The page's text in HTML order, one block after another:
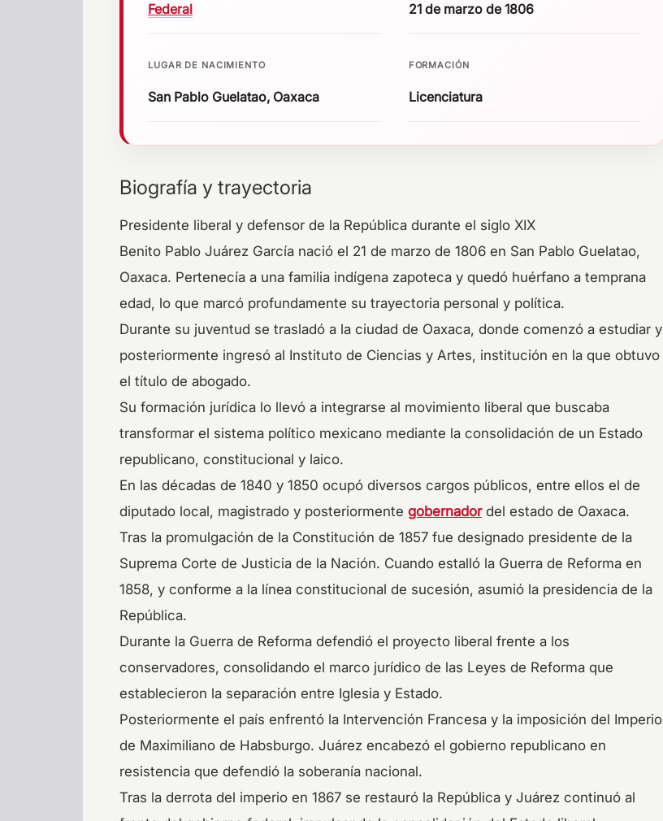
Federal 21 de marzo de 1806
LUGAR DE NACIMIENTO
San Pablo Guelatao, Oaxaca
FORMACIÓN
Licenciatura
Biografía y trayectoria
Presidente liberal y defensor de la República durante el siglo XIX
Benito Pablo Juárez García nació el 21 de marzo de 1806 en San Pablo Guelatao,
Oaxaca. Pertenecía a una familia indígena zapoteca y quedó huérfano a temprana
edad, lo que marcó profundamente su trayectoria personal y política.
Durante su juventud se trasladó a la ciudad de Oaxaca, donde comenzó a estudiar y
posteriormente ingresó al Instituto de Ciencias y Artes, institución en la que obtuvo
el título de abogado.
Su formación jurídica lo llevó a integrarse al movimiento liberal que buscaba
transformar el sistema político mexicano mediante la consolidación de un Estado
republicano, constitucional y laico.
En las décadas de 1840 y 1850 ocupó diversos cargos públicos, entre ellos el de
diputado local, magistrado y posteriormente gobernadordel estado de Oaxaca.
Tras la promulgación de la Constitución de 1857 fue designado presidente de la
Suprema Corte de Justicia de la Nación. Cuando estalló la Guerra de Reforma en
1858, y conforme a la línea constitucional de sucesión, asumió la presidencia de la
República.
Durante la Guerra de Reforma defendió el proyecto liberal frente a los
conservadores, consolidando el marco jurídico de las Leyes de Reforma que
establecieron la separación entre Iglesia y Estado.
Posteriormente el país enfrentó la Intervención Francesa y la imposición del Imperio
de Maximiliano de Habsburgo. Juárez encabezó el gobierno republicano en
resistencia que defendió la soberanía nacional.
Tras la derrota del imperio en 1867 se restauró la República y Juárez continuó al